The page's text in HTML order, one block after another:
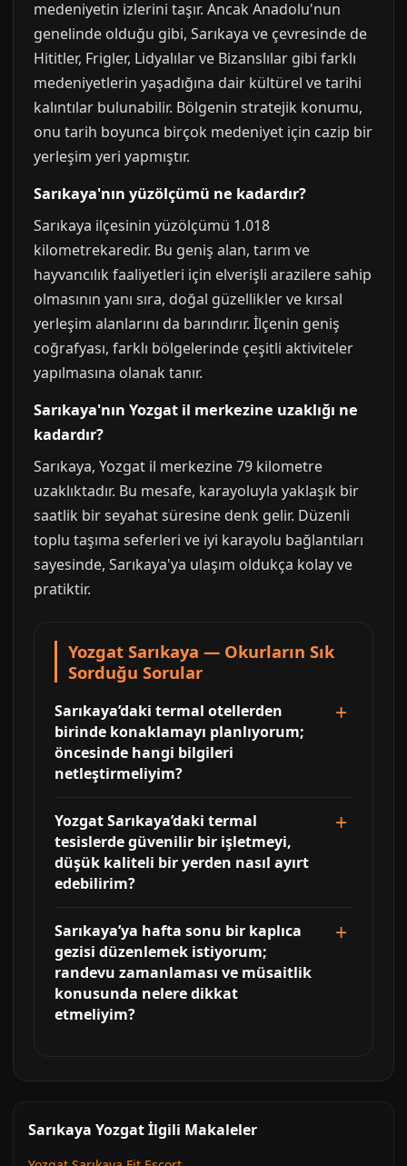
medeniyetin izlerini taşır. Ancak Anadolu'nun
genelinde olduğu gibi, Sarıkaya ve çevresinde de
Hititler, Frigler, Lidyalılar ve Bizanslılar gibi farklı
medeniyetlerin yaşadığına dair kültürel ve tarihi
kalıntılar bulunabilir. Bölgenin stratejik konumu,
onu tarih boyunca birçok medeniyet için cazip bir
yerleşim yeri yapmıştır.
Sarıkaya'nın yüzölçümü ne kadardır?
Sarıkaya ilçesinin yüzölçümü 1.018
kilometrekaredir. Bu geniş alan, tarım ve
hayvancılık faaliyetleri için elverişli arazilere sahip
olmasının yanı sıra, doğal güzellikler ve kırsal
yerleşim alanlarını da barındırır. İlçenin geniş
coğrafyası, farklı bölgelerinde çeşitli aktiviteler
yapılmasına olanak tanır.
Sarıkaya'nın Yozgat il merkezine uzaklığı ne
kadardır?
Sarıkaya, Yozgat il merkezine 79 kilometre
uzaklıktadır. Bu mesafe, karayoluyla yaklaşık bir
saatlik bir seyahat süresine denk gelir. Düzenli
toplu taşıma seferleri ve iyi karayolu bağlantıları
sayesinde, Sarıkaya'ya ulaşım oldukça kolay ve
pratiktir.
Yozgat Sarıkaya — Okurların Sık
Sorduğu Sorular
Sarıkaya’daki termal otellerden
birinde konaklamayı planlıyorum;
öncesinde hangi bilgileri
netleştirmeliyim?
Yozgat Sarıkaya’daki termal
tesislerde güvenilir bir işletmeyi,
düşük kaliteli bir yerden nasıl ayırt
edebilirim?
Sarıkaya’ya hafta sonu bir kaplıca
gezisi düzenlemek istiyorum;
randevu zamanlaması ve müsaitlik
konusunda nelere dikkat
etmeliyim?
Sarıkaya Yozgat İlgili Makaleler